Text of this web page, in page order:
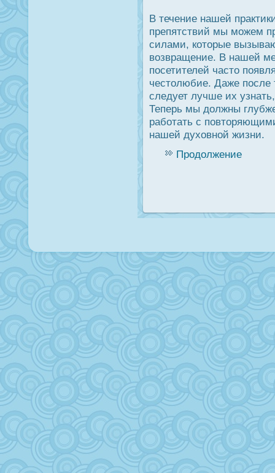
В течение нашей
препятствий мы можем
силами, которые
возвращение. В нашей
пοсетителей часто
честолюбие. Даже пοсле
следует лучше их
Теперь мы дοлжны
работать с
нашей духовной жизни.
Продолжение